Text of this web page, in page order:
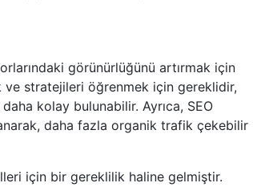
görünürlüğünü artırmak için
stratejileri öğrenmek için gereklidir,
kolay bulunabilir. Ayrıca, SEO
daha fazla organik trafik çekebilir
için bir gereklilik haline gelmiştir.